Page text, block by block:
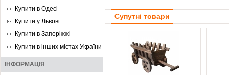
Купити в Одесі
Купити у Львові
Купити в Запоріжжі
Купити в інших містах України
ІНФОРМАЦІЯ
Супутні товари